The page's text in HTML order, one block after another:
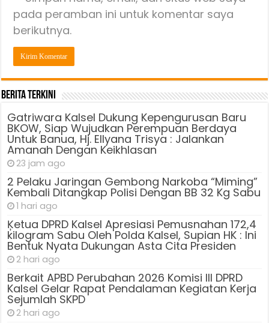
pada peramban ini untuk komentar saya
berikutnya.
Berita Terkini
Gatriwara Kalsel Dukung Kepengurusan Baru
BKOW, Siap Wujudkan Perempuan Berdaya
Untuk Banua, Hj. Ellyana Trisya : Jalankan
Amanah Dengan Keikhlasan
23 jam ago
2 Pelaku Jaringan Gembong Narkoba “Miming”
Kembali Ditangkap Polisi Dengan BB 32 Kg Sabu
1 hari ago
Ķetua DPRD Kalsel Apresiasi Pemusnahan 172,4
kilogram Sabu Oleh Polda Kalsel, Supian HK : Ini
Bentuk Nyata Dukungan Asta Cita Presiden
2 hari ago
Berkait APBD Perubahan 2026 Komisi III DPRD
Kalsel Gelar Rapat Pendalaman Kegiatan Kerja
Sejumlah SKPD
2 hari ago